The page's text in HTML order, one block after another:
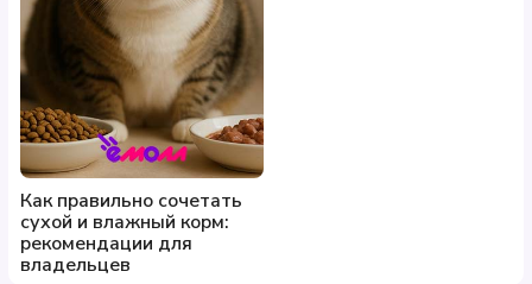
Как правильно сочетать
сухой и влажный корм:
рекомендации для
владельцев